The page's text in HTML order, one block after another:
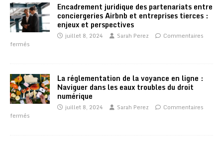
Encadrement juridique des partenariats entre
conciergeries Airbnb et entreprises tierces :
enjeux et perspectives
juillet 8, 2024 Sarah Perez
Commentaires
fermés
La réglementation de la voyance en ligne :
Naviguer dans les eaux troubles du droit
numérique
juillet 8, 2024 Sarah Perez
Commentaires
fermés